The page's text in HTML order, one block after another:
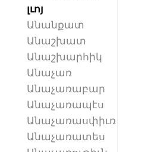
լւոյ
Անանքատ
Անաշխատ
Անաշխարհիկ
Անաչառ
Անաչառաբար
Անաչառապէս
Անաչառասփիւռ
Անաչառատես